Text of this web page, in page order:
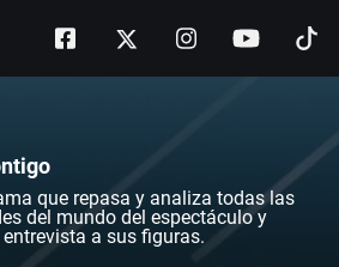
que repasa y analiza todas las
del mundo del espectáculo y
a sus figuras.